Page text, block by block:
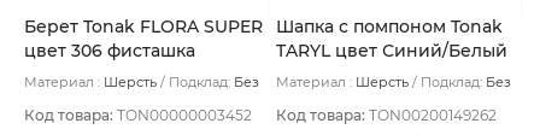
Берет Tonak FLORA SUPER
цвет 306 фисташка
Материал : Шерсть Подклад: Без
Код товара: TON00000003452
Шапка с помпоном Tonak
TARYL цвет Синий/Белый
Материал : Шерсть Подклад: Без
Код товара: TON00200149262